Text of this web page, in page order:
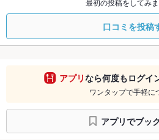
最初の投稿をしてみ
口コミを投稿
アプリなら何度もログイ
ワンタップで手軽に
アプリでブッ